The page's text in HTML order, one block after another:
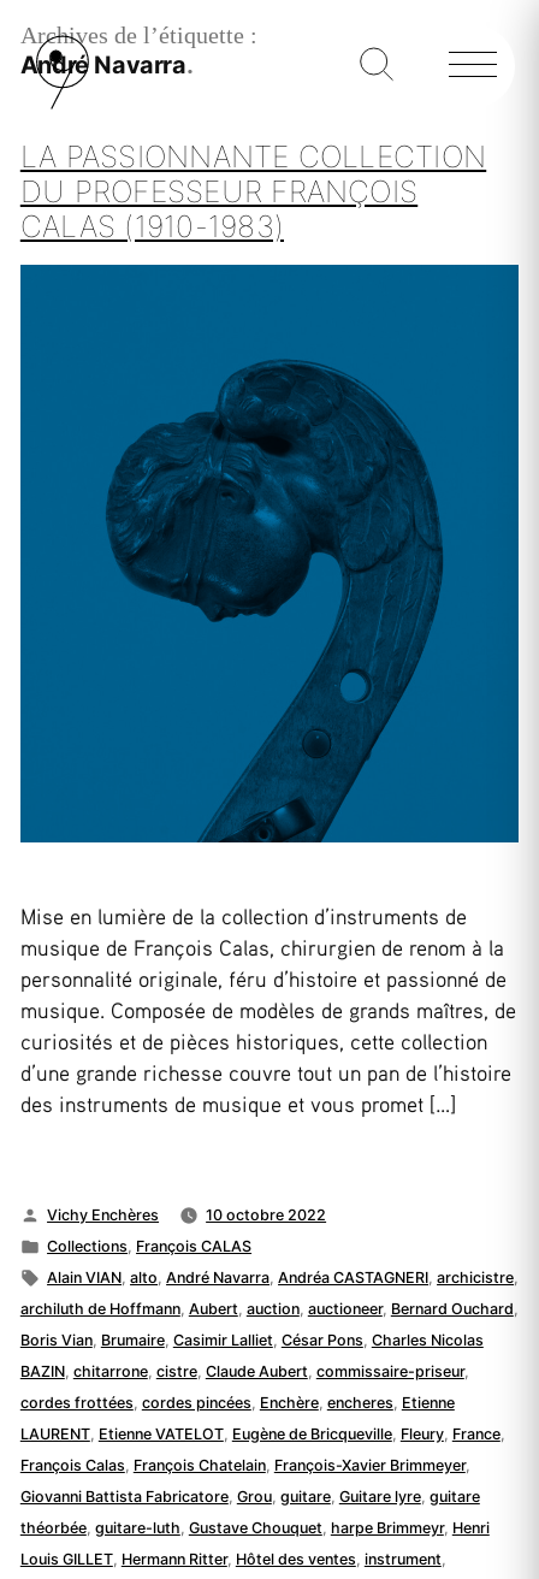
Archives de l’étiquette :
André Navarra
LA PASSIONNANTE COLLECTION
DU PROFESSEUR FRANÇOIS
CALAS (1910-1983)
Mise en lumière de la collection d’instruments de
musique de François Calas, chirurgien de renom à la
personnalité originale, féru d’histoire et passionné de
musique. Composée de modèles de grands maîtres, de
curiosités et de pièces historiques, cette collection
d’une grande richesse couvre tout un pan de l’histoire
des instruments de musique et vous promet […]
Publié
par
Vichy Enchères
10 octobre 2022
Publié
dans
Collections François CALAS
Étiquettes :
Alain VIAN ,alto ,André Navarra ,Andréa CASTAGNERI ,archicistre
archiluth de Hoffmann, Aubert auction, auctioneer, Bernard Ouchard
Boris Vian, Brumaire, Casimir Lalliet César Pons Charles Nicolas
BAZIN, chitarrone, cistre, Claude Aubert commissaire-priseur,
cordes frottées cordes pincées Enchère, encheres Etienne
LAURENT, Etienne VATELOT, Eugène de Bricqueville, Fleury, France,
François Calas François Chatelain, François-Xavier Brimmeyer,
Giovanni Battista Fabricatore, Grou, guitare, Guitare lyre, guitare
théorbée, guitare-luth Gustave Chouquet harpe Brimmeyr, Henri
Louis GILLET, Hermann Ritter, Hôtel des ventes instrument